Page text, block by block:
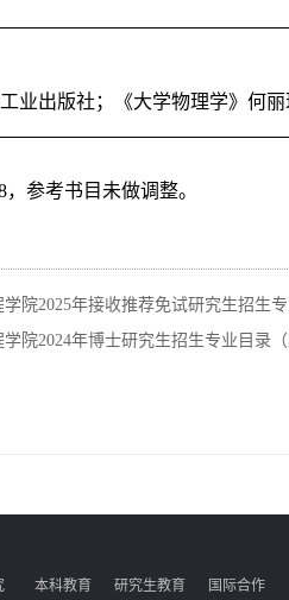
业出版社；《大学物理学》何
，参考书目未做调整。
院2025年接收推荐免试研究生招生专
院2024年博士研究生招生专业目录（
本科教育 研究生教育 国际合作